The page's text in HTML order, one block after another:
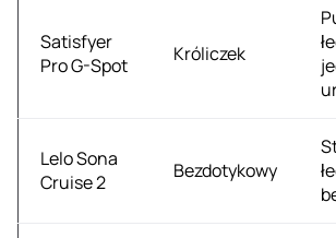
Satisfyer
Pro G-Spot
Króliczek
Lelo Sona
Cruise 2
Bezdotykowy